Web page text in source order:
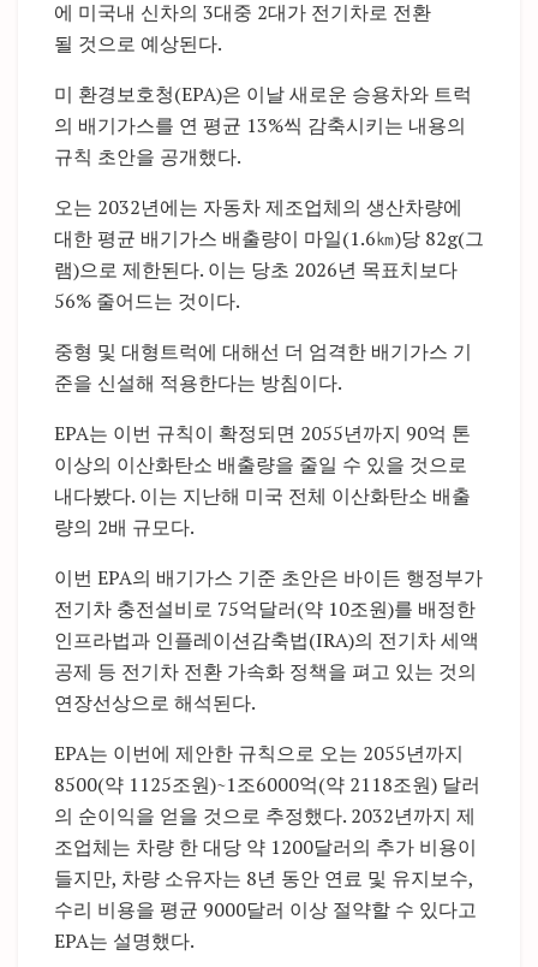
에 미국내 신차의 3대중 2대가 전기차로 전환
될 것으로 예상된다.
미 환경보호청(EPA)은 이날 새로운 승용차와 트럭
의 배기가스를 연 평균 13%씩 감축시키는 내용의
규칙 초안을 공개했다.
오는 2032년에는 자동차 제조업체의 생산차량에
대한 평균 배기가스 배출량이 마일(1.6㎞)당 82g(그
램)으로 제한된다. 이는 당초 2026년 목표치보다
56% 줄어드는 것이다.
중형 및 대형트럭에 대해선 더 엄격한 배기가스 기
준을 신설해 적용한다는 방침이다.
EPA는 이번 규칙이 확정되면 2055년까지 90억 톤
이상의 이산화탄소 배출량을 줄일 수 있을 것으로
내다봤다. 이는 지난해 미국 전체 이산화탄소 배출
량의 2배 규모다.
이번 EPA의 배기가스 기준 초안은 바이든 행정부가
전기차 충전설비로 75억달러(약 10조원)를 배정한
인프라법과 인플레이션감축법(IRA)의 전기차 세액
공제 등 전기차 전환 가속화 정책을 펴고 있는 것의
연장선상으로 해석된다.
EPA는 이번에 제안한 규칙으로 오는 2055년까지
8500(약 1125조원)~1조6000억(약 2118조원) 달러
의 순이익을 얻을 것으로 추정했다. 2032년까지 제
조업체는 차량 한 대당 약 1200달러의 추가 비용이
들지만, 차량 소유자는 8년 동안 연료 및 유지보수,
수리 비용을 평균 9000달러 이상 절약할 수 있다고
EPA는 설명했다.